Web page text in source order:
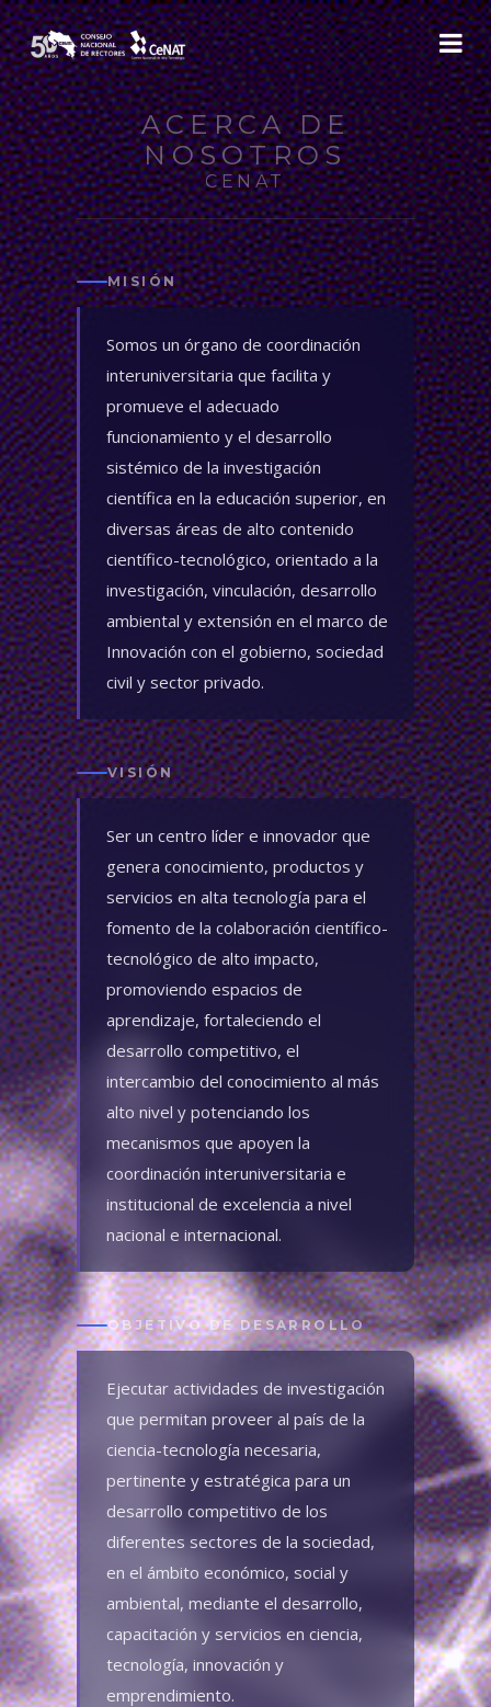
ACERCA DE
NOSOTROS
CENAT
MISIÓN
Somos un órgano de coordinación
interuniversitaria que facilita y
promueve el adecuado
funcionamiento y el desarrollo
sistémico de la investigación
científica en la educación superior, en
diversas áreas de alto contenido
científico-tecnológico, orientado a la
investigación, vinculación, desarrollo
ambiental y extensión en el marco de
Innovación con el gobierno, sociedad
civil y sector privado.
VISIÓN
Ser un centro líder e innovador que
genera conocimiento, productos y
servicios en alta tecnología para el
fomento de la colaboración científico-
tecnológico de alto impacto,
promoviendo espacios de
aprendizaje, fortaleciendo el
desarrollo competitivo, el
intercambio del conocimiento al más
alto nivel y potenciando los
mecanismos que apoyen la
coordinación interuniversitaria e
institucional de excelencia a nivel
nacional e internacional.
OBJETIVO DE DESARROLLO
Ejecutar actividades de investigación
que permitan proveer al país de la
ciencia-tecnología necesaria,
pertinente y estratégica para un
desarrollo competitivo de los
diferentes sectores de la sociedad,
en el ámbito económico, social y
ambiental, mediante el desarrollo,
capacitación y servicios en ciencia,
tecnología, innovación y
emprendimiento.